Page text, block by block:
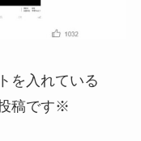
を入れている
稿です※